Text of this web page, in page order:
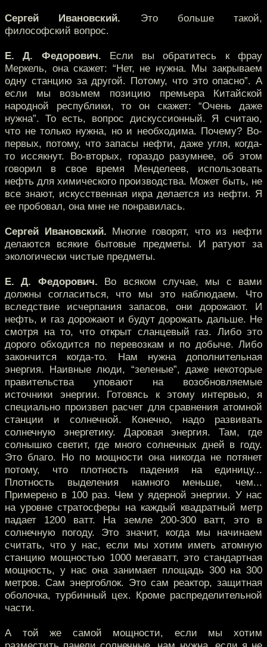
Сергей Ивановский. Это больше такой,
философский вопрос.
Е. Д. Федорович. Если вы обратитесь к фрау
Меркель, она скажет: “Нет, не нужна. Мы закрываем
одну станцию за другой. Потому, что это опасно”. А
если мы возьмем позицию премьера Китайской
народной республики, то он скажет: “Очень даже
нужна”. То есть, вопрос дискуссионный. Я считаю,
что не только нужна, но и необходима. Почему? Во-
первых, потому, что запасы нефти, даже угля, когда-
то иссякнут. Во-вторых, гораздо разумнее, об этом
говорил в свое время Менделеев, использовать
нефть для химического производства. Может быть, не
все знают, искусственная икра делается из нефти. Я
ее пробовал, она мне не понравилась.
Сергей Ивановский. Многие говорят, что из нефти
делаются всякие бытовые предметы. И ратуют за
экологически чистые предметы.
Е. Д. Федорович. Во всяком случае, мы с вами
должны согласиться, что мы это наблюдаем. Что
вследствие исчерпания запасов, они дорожают. И
нефть, и газ дорожают и будут дорожать дальше. Не
смотря на то, что открыт сланцевый газ. Либо это
дорого обходится по перевозкам и по добыче. Либо
закончится когда-то. Нам нужна дополнительная
энергия. Наивные люди, “зеленые”, даже некоторые
правительства уповают на возобновляемые
источники энергии. Готовясь к этому интервью, я
специально произвел расчет для сравнения атомной
станции и солнечной. Конечно, надо развивать
солнечную энергетику. Даровая энергия. Там, где
солнышко светит, где много солнечных дней в году.
Это благо. Но по мощности она никогда не потянет
потому, что плотность падения на единицу...
Плотность выделения намного меньше, чем...
Примерено в 100 раз. Чем у ядерной энергии. У нас
на уровне стратосферы на каждый квадратный метр
падает 1200 ватт. На земле 200-300 ватт, это в
солнечную погоду. Это значит, когда мы начинаем
считать, что у нас, если мы хотим иметь атомную
станцию мощностью 1000 мегаватт, это стандартная
мощность, у нас она занимает площадь 300 на 300
метров. Сам энергоблок. Это сам реактор, защитная
оболочка, турбинный цех. Кроме распределительной
части.
А той же самой мощности, если мы хотим